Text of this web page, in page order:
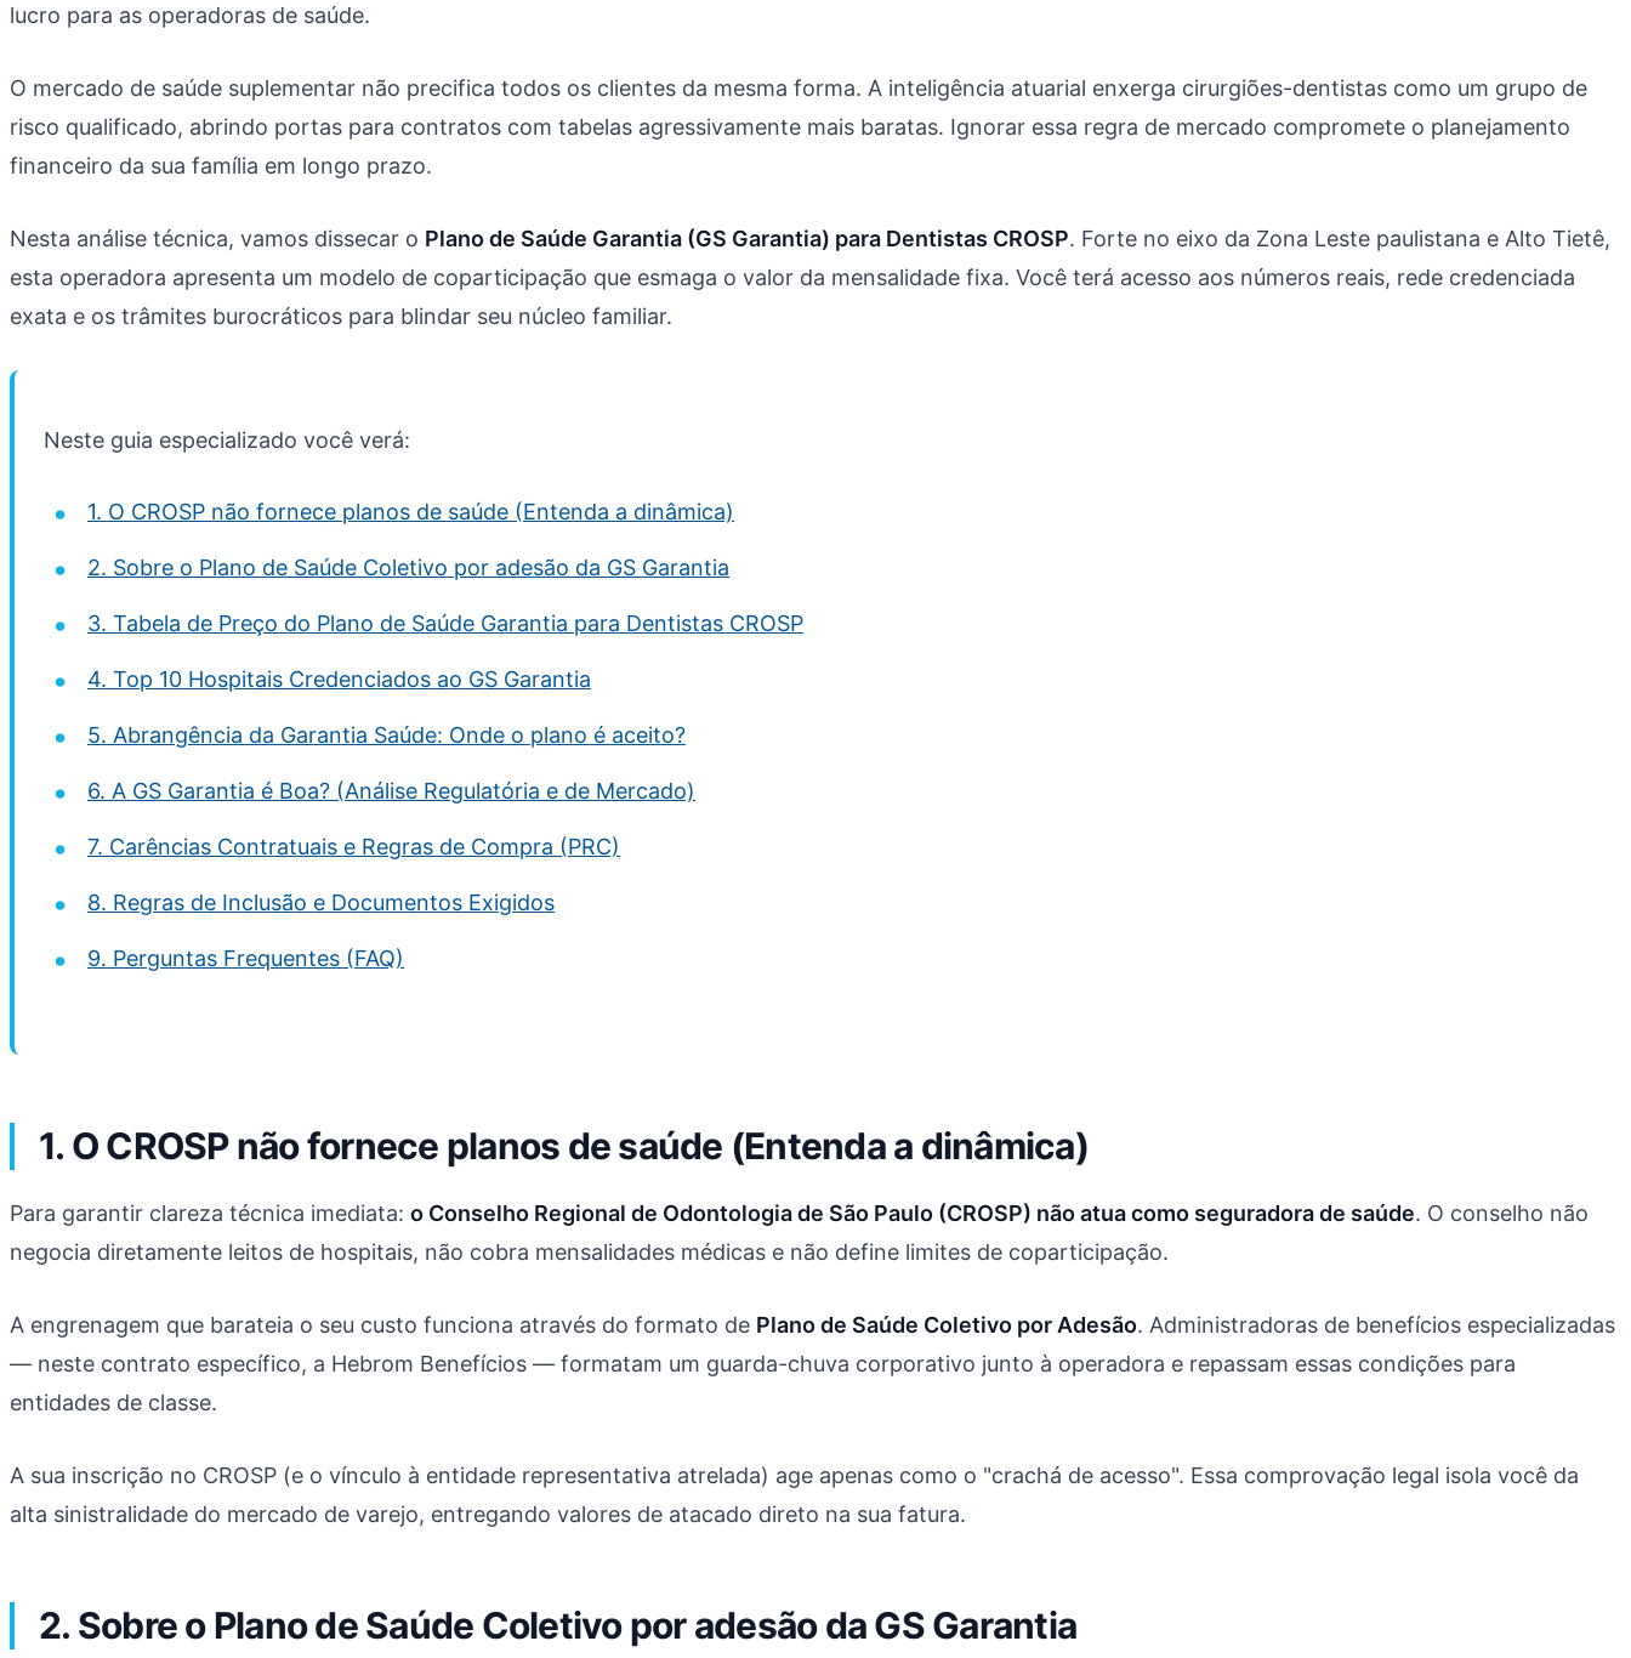
lucro para as operadoras de saúde.
O mercado de saúde suplementar não precifica todos os clientes da mesma forma. A inteligência atuarial enxerga cirurgiões-dentistas como um grupo de
risco qualificado, abrindo portas para contratos com tabelas agressivamente mais baratas. Ignorar essa regra de mercado compromete o planejamento
financeiro da sua família em longo prazo.
Nesta análise técnica, vamos dissecar o Plano de Saúde Garantia (GS Garantia) para Dentistas CROSP. Forte no eixo da Zona Leste paulistana e Alto Tietê,
esta operadora apresenta um modelo de coparticipação que esmaga o valor da mensalidade fixa. Você terá acesso aos números reais, rede credenciada
exata e os trâmites burocráticos para blindar seu núcleo familiar.
Neste guia especializado você verá:
1. O CROSP não fornece planos de saúde (Entenda a dinâmica)
2. Sobre o Plano de Saúde Coletivo por adesão da GS Garantia
3. Tabela de Preço do Plano de Saúde Garantia para Dentistas CROSP
4. Top 10 Hospitais Credenciados ao GS Garantia
5. Abrangência da Garantia Saúde: Onde o plano é aceito?
6. A GS Garantia é Boa? (Análise Regulatória e de Mercado)
7. Carências Contratuais e Regras de Compra (PRC)
8. Regras de Inclusão e Documentos Exigidos
9. Perguntas Frequentes (FAQ)
1. O CROSP não fornece planos de saúde (Entenda a dinâmica)
Para garantir clareza técnica imediata: o Conselho Regional de Odontologia de São Paulo (CROSP) não atua como seguradora de saúde. O conselho não
negocia diretamente leitos de hospitais, não cobra mensalidades médicas e não define limites de coparticipação.
A engrenagem que barateia o seu custo funciona através do formato de Plano de Saúde Coletivo por Adesão. Administradoras de benefícios especializadas
— neste contrato específico, a Hebrom Benefícios — formatam um guarda-chuva corporativo junto à operadora e repassam essas condições para
entidades de classe.
A sua inscrição no CROSP (e o vínculo à entidade representativa atrelada) age apenas como o "crachá de acesso". Essa comprovação legal isola você da
alta sinistralidade do mercado de varejo, entregando valores de atacado direto na sua fatura.
2. Sobre o Plano de Saúde Coletivo por adesão da GS Garantia